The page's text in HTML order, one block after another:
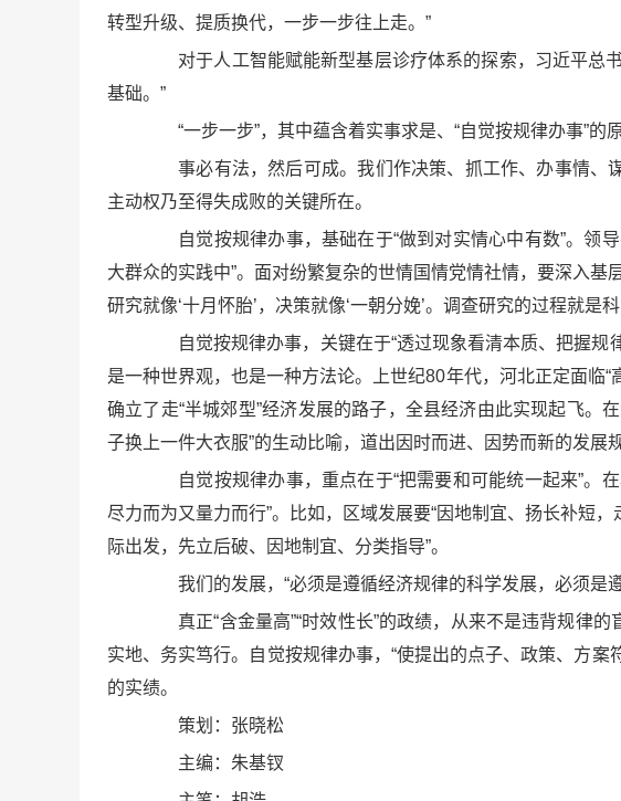
转型升级、提质换代，一步一步往上走。”
对于人工智能赋能新型基层诊疗体系的探索，习近平总书
基础。”
“一步一步”，其中蕴含着实事求是、“自觉按规律办事”的
事必有法，然后可成。我们作决策、抓工作、办事情、
主动权乃至得失成败的关键所在。
自觉按规律办事，基础在于“做到对实情心中有数”。领导
大群众的实践中”。面对纷繁复杂的世情国情党情社情，要深入基
研究就像‘十月怀胎’，决策就像‘一朝分娩’。调查研究的过程就是
自觉按规律办事，关键在于“透过现象看清本质、把握规
是一种世界观，也是一种方法论。上世纪80年代，河北正定面临
确立了走“半城郊型”经济发展的路子，全县经济由此实现起飞。
子换上一件大衣服”的生动比喻，道出因时而进、因势而新的发展规
自觉按规律办事，重点在于“把需要和可能统一起来”。在
尽力而为又量力而行”。比如，区域发展要“因地制宜、扬长补短
际出发，先立后破、因地制宜、分类指导”。
我们的发展，“必须是遵循经济规律的科学发展，必须是
真正“含金量高”“时效性长”的政绩，从来不是违背规律的
实地、务实笃行。自觉按规律办事，“使提出的点子、政策、方
的实绩。
策划：张晓松
主编：朱基钗